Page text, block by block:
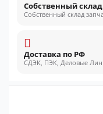
Собственный склад
Собственный склад
Доставка по РФ
СДЭК, ПЭК, Деловые